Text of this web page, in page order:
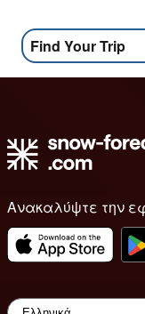
Find Your Trip
Ανακαλύψτε την